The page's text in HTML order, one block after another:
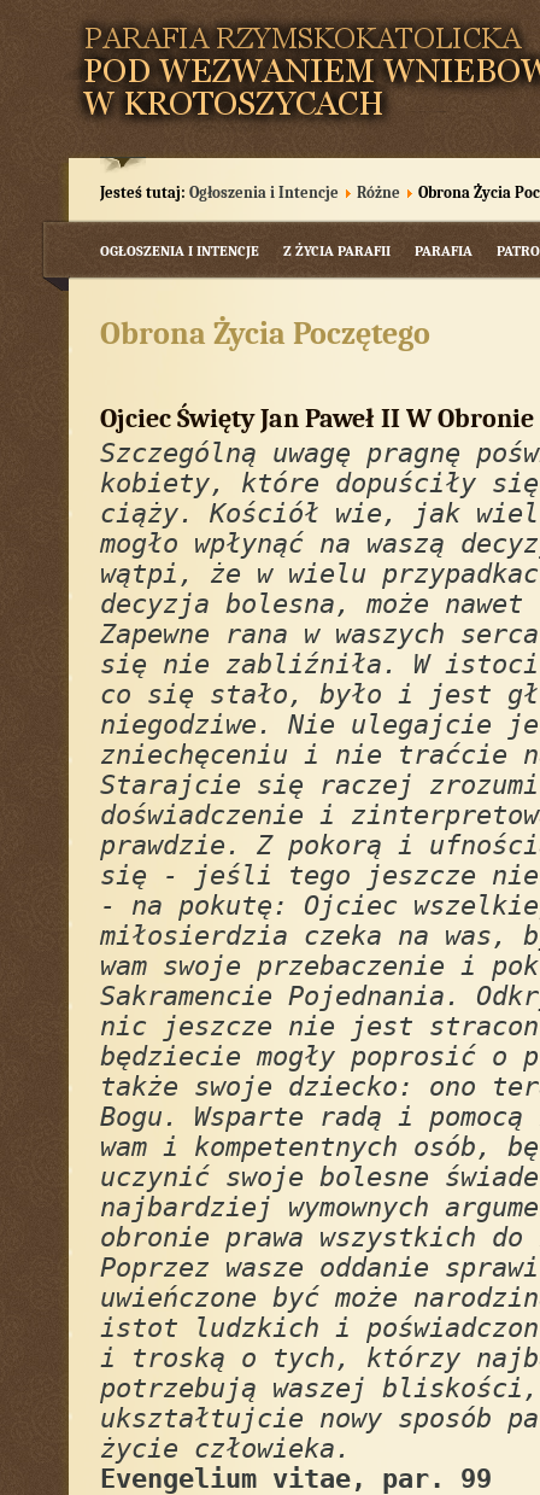
Jesteś tutaj: Ogłoszenia i Intencje Różne Obrona Życia
OGŁOSZENIA I INTENCJE Z ŻYCIA PARAFII PARAFIA
Obrona Życia Poczętego
Ojciec Święty Jan Paweł II W
Szczególną uwagę pragnę
kobiety, które dopuściły się
ciąży. Kościół wie, jak
mogło wpłynąć na waszą
wątpi, że w wielu
decyzja bolesna, może nawet
Zapewne rana w waszych
się nie zabliźniła. W
co się stało, było i jest
niegodziwe. Nie ulegajcie
zniechęceniu i nie traćcie
Starajcie się raczej
doświadczenie i
prawdzie. Z pokorą i
się - jeśli tego jeszcze nie
- na pokutę: Ojciec
miłosierdzia czeka na was,
wam swoje przebaczenie i
Sakramencie Pojednania.
nic jeszcze nie jest
będziecie mogły poprosić o
także swoje dziecko: ono
Bogu. Wsparte radą i
wam i kompetentnych osób,
uczynić swoje bolesne
najbardziej wymownych
obronie prawa wszystkich
Poprzez wasze oddanie
uwieńczone być może
istot ludzkich i
i troską o tych, którzy
potrzebują waszej bliskości,
ukształtujcie nowy sposób
życie człowieka.
Evengelium vitae, par. 99